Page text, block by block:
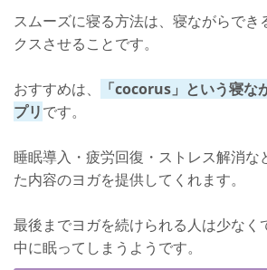
スムーズに寝る方法は、寝ながらでき
クスさせることです。
おすすめは、
「cocorus」という寝な
プリです。
睡眠導入・疲労回復・ストレス解消な
た内容のヨガを提供してくれます。
最後までヨガを続けられる人は少なく
中に眠ってしまうようです。